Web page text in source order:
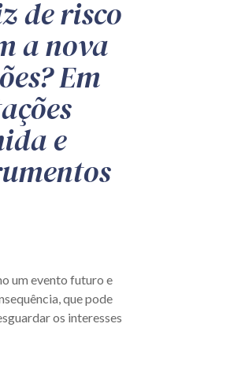
de risco
a nova
Em
e
um evento futuro e
que pode
os interesses